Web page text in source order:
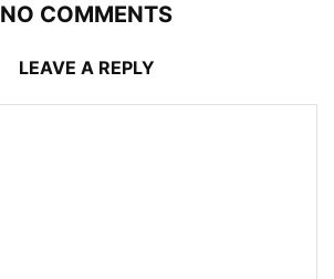
NO COMMENTS
LEAVE A REPLY